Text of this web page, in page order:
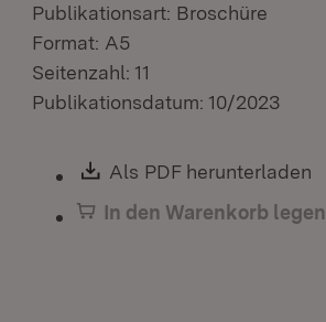
Publikationsart: Broschüre
Format: A5
Seitenzahl: 11
Publikationsdatum: 10/2023
Download:
Als PDF herunterladen
In den Warenkorb legen